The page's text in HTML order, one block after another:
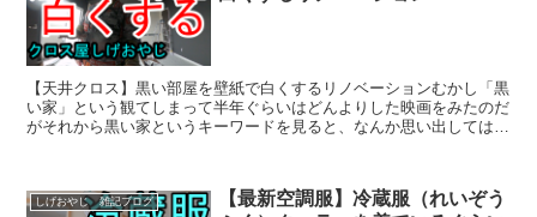
【天井クロス】黒い部屋を壁紙で白くするリノベーションむかし「黒
い家」という観てしまって半年ぐらいはどんよりした映画をみたのだ
がそれから黒い家というキーワードを見ると、なんか思い出してはど
しげおやじ 雑記ブログ
【最新空調服】冷蔵服（れいぞう